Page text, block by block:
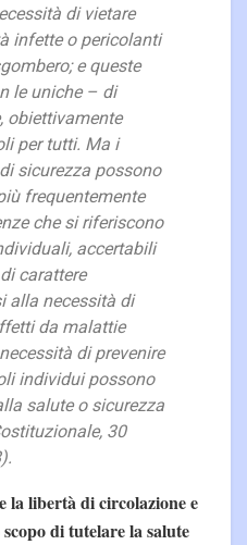
di vietare
infette o pericolanti
e queste
le uniche – di
obiettivamente
per tutti. Ma i
sicurezza possono
frequentemente
che si riferiscono
accertabili
carattere
alla necessità di
da malattie
di prevenire
individui possono
salute o sicurezza
30
la libertà di circolazione e
di tutelare la salute